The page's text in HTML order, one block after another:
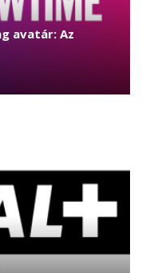
avatár: Az